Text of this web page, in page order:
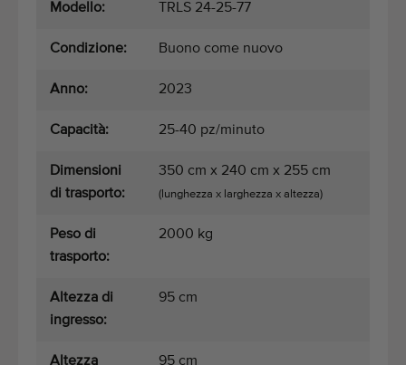
Modello: TRLS 24-25-77
Condizione: Buono come nuovo
Anno: 2023
Capacità: 25-40 pz/minuto
Dimensioni
di trasporto:
350 cm x 240 cm x 255 cm
(lunghezza x larghezza x altezza)
Peso di
trasporto:
2000 kg
Altezza di
ingresso:
95 cm
Altezza
95 cm